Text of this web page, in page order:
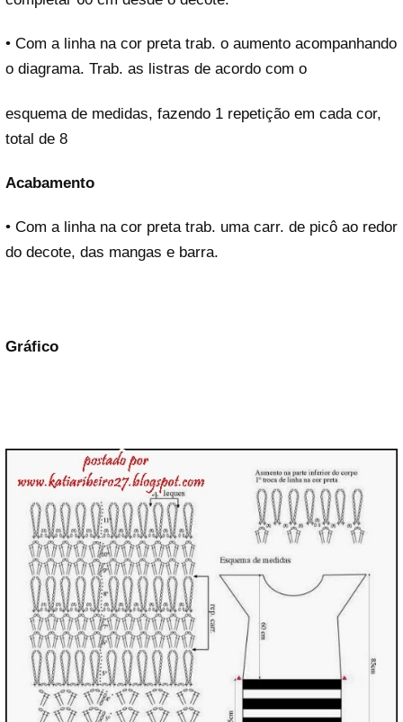
• Com a linha na cor preta trab. o aumento acompanhando
o diagrama. Trab. as listras de acordo com o
esquema de medidas, fazendo 1 repetição em cada cor,
total de 8
Acabamento
• Com a linha na cor preta trab. uma carr. de picô ao redor
do decote, das mangas e barra.
Gráfico